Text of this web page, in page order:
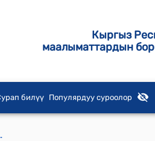
Кыргыз
маалыматтардын
билүү Популярдуу суроолор
түзүп инвентаризациялоо жөнүндө" токтому